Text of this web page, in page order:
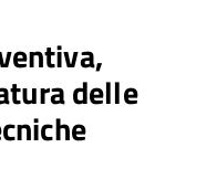
delle